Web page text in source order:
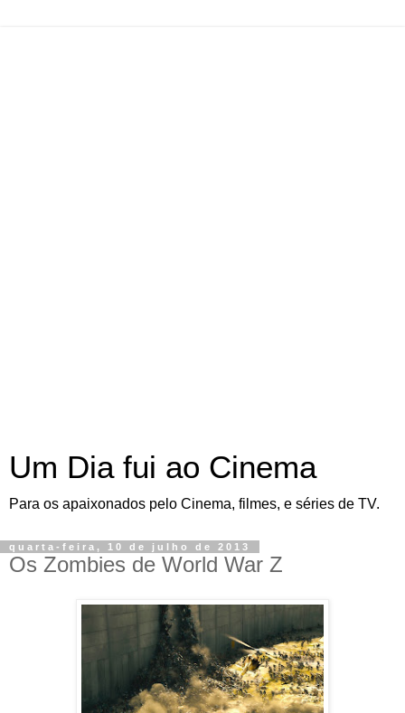
Um Dia fui ao Cinema
Para os apaixonados pelo Cinema, filmes, e séries de TV.
quarta-feira, 10 de julho de 2013
Os Zombies de World War Z